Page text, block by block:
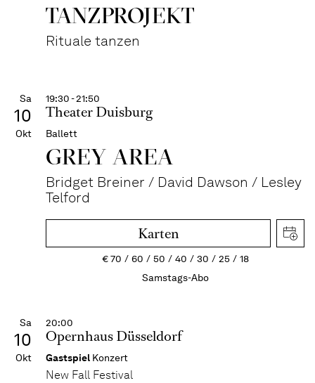
TANZPROJEKT
Rituale tanzen
Sa
10
Okt
19:30 - 21:50
Theater Duisburg
Ballett
GREY AREA
Bridget Breiner / David Dawson / Lesley
Telford
Karten
€70 60 50 40 30 25
18
Samstags-Abo
Sa
10
Okt
20:00
Opernhaus Düsseldorf
Gastspiel Konzert
New Fall Festival